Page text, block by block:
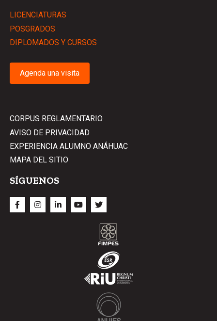
LICENCIATURAS
POSGRADOS
DIPLOMADOS Y CURSOS
Agenda una visita
CORPUS REGLAMENTARIO
AVISO DE PRIVACIDAD
EXPERIENCIA ALUMNO ANÁHUAC
MAPA DEL SITIO
SÍGUENOS